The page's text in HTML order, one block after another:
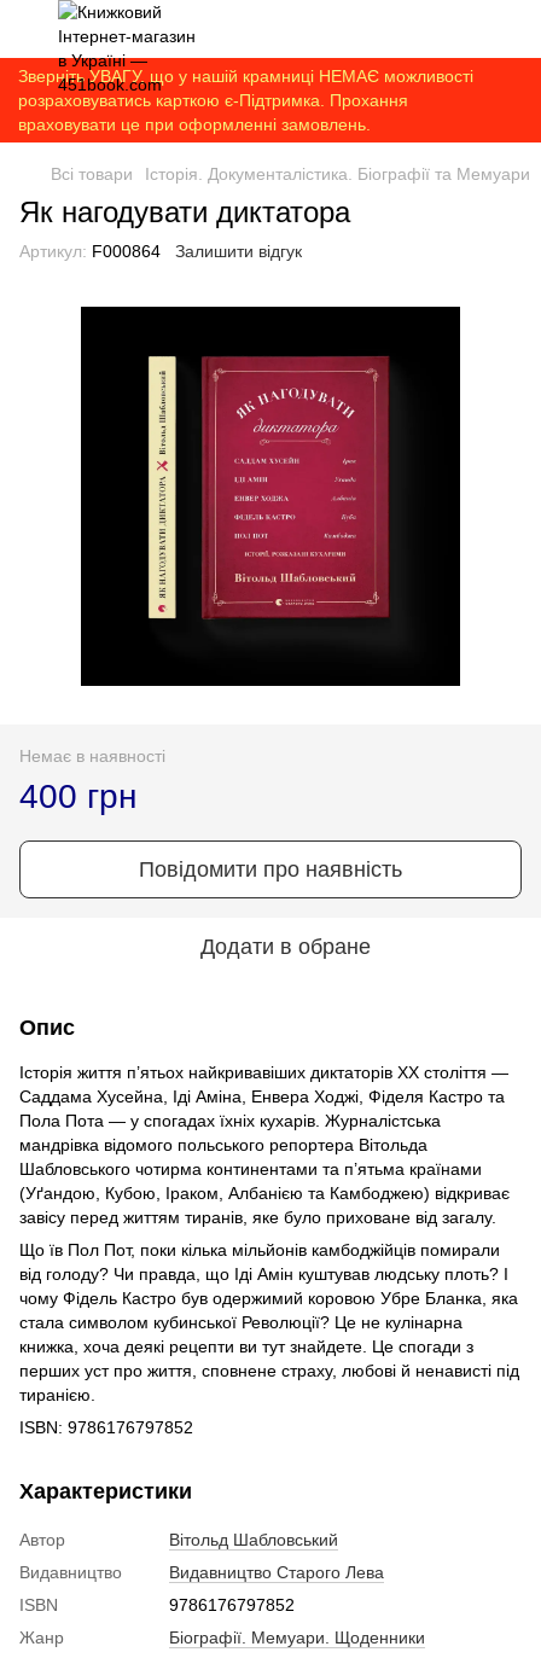
Зверніть УВАГУ, що у нашій крамниці НЕМАЄ можливості
розраховуватись карткою є-Підтримка. Прохання
враховувати це при оформленні замовлень.
Всі товари Історія. Документалістика. Біографії та Мемуари
Як нагодувати диктатора
Артикул: F000864 Залишити відгук
Немає в наявності
400 грн
Повідомити про наявність
Додати в обране
Опис
Історія життя п’ятьох найкривавіших диктаторів ХХ століття —
Саддама Хусейна, Іді Аміна, Енвера Ходжі, Фіделя Кастро та
Пола Пота — у спогадах їхніх кухарів. Журналістська
мандрівка відомого польського репортера Вітольда
Шабловського чотирма континентами та п’ятьма країнами
(Уґандою, Кубою, Іраком, Албанією та Камбоджею) відкриває
завісу перед життям тиранів, яке було приховане від загалу.
Що їв Пол Пот, поки кілька мільйонів камбоджійців помирали
від голоду? Чи правда, що Іді Амін куштував людську плоть? І
чому Фідель Кастро був одержимий коровою Убре Бланка, яка
стала символом кубинської Революції? Це не кулінарна
книжка, хоча деякі рецепти ви тут знайдете. Це спогади з
перших уст про життя, сповнене страху, любові й ненависті під
тиранією.
ISBN: 9786176797852
Характеристики
Автор
Вітольд Шабловський
Видавництво
Видавництво Старого Лева
ISBN
9786176797852
Жанр
Біографії. Мемуари. Щоденники